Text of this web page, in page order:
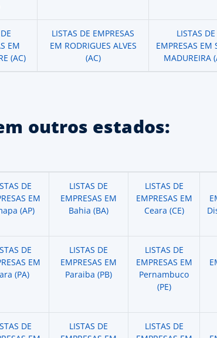
EM
(AC)
LISTAS DE EMPRESAS
EM RODRIGUES ALVES
(AC)
LISTAS DE
EMPRESAS EM
MADUREIRA
outros estados:
DE
EM
(AP)
LISTAS DE
EMPRESAS EM
Bahia (BA)
LISTAS DE
EMPRESAS EM
Ceara (CE)
DE
EM
(PA)
LISTAS DE
EMPRESAS EM
Paraiba (PB)
LISTAS DE
EMPRESAS EM
Pernambuco
(PE)
DE
LISTAS DE
LISTAS DE